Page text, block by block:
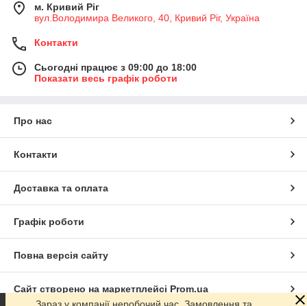
м. Кривий Ріг
вул.Володимира Великого, 40, Кривий Ріг, Україна
Контакти
Сьогодні працює з 09:00 до 18:00
Показати весь графік роботи
Про нас
Контакти
Доставка та оплата
Графік роботи
Повна версія сайту
Сайт створено на маркетплейсі Prom.ua